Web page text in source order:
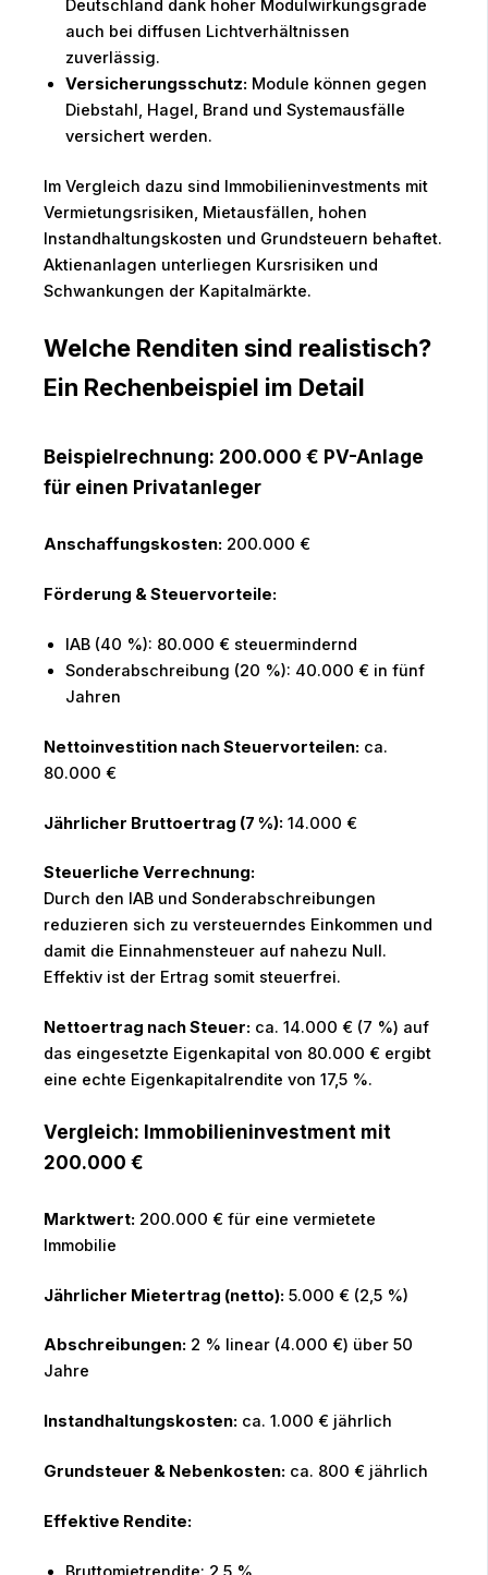
Deutschland dank hoher Modulwirkungsgrade
auch bei diffusen Lichtverhältnissen
zuverlässig.
Versicherungsschutz: Module können gegen
Diebstahl, Hagel, Brand und Systemausfälle
versichert werden.
Im Vergleich dazu sind Immobilieninvestments mit
Vermietungsrisiken, Mietausfällen, hohen
Instandhaltungskosten und Grundsteuern behaftet.
Aktienanlagen unterliegen Kursrisiken und
Schwankungen der Kapitalmärkte.
Welche Renditen sind realistisch?
Ein Rechenbeispiel im Detail
Beispielrechnung: 200.000 € PV-Anlage
für einen Privatanleger
Anschaffungskosten: 200.000 €
Förderung & Steuervorteile:
IAB (40 %): 80.000 € steuermindernd
Sonderabschreibung (20 %): 40.000 € in fünf
Jahren
Nettoinvestition nach Steuervorteilen: ca.
80.000 €
Jährlicher Bruttoertrag (7 %): 14.000 €
Steuerliche Verrechnung:
Durch den IAB und Sonderabschreibungen
reduzieren sich zu versteuerndes Einkommen und
damit die Einnahmensteuer auf nahezu Null.
Effektiv ist der Ertrag somit steuerfrei.
Nettoertrag nach Steuer: ca. 14.000 € (7 %) auf
das eingesetzte Eigenkapital von 80.000 € ergibt
eine echte Eigenkapitalrendite von 17,5 %.
Vergleich: Immobilieninvestment mit
200.000 €
Marktwert: 200.000 € für eine vermietete
Immobilie
Jährlicher Mietertrag (netto): 5.000 € (2,5 %)
Abschreibungen: 2 % linear (4.000 €) über 50
Jahre
Instandhaltungskosten: ca. 1.000 € jährlich
Grundsteuer & Nebenkosten: ca. 800 € jährlich
Effektive Rendite: